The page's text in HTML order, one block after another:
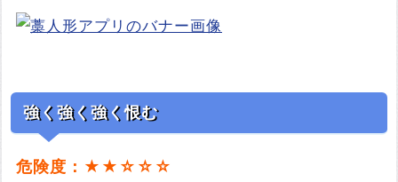
強く強く強く恨む
危険度：★★☆☆☆